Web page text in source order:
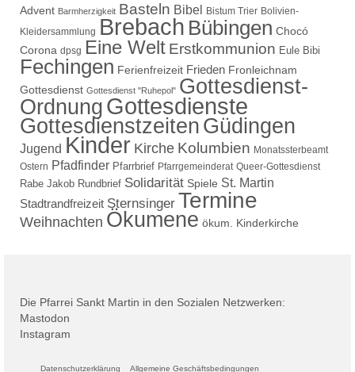
Advent Barmherzigkeit Basteln Bibel Bistum Trier Bolivien-
Kleidersammlung Brebach Bübingen Chocó
Corona dpsg Eine Welt Erstkommunion Eule Bibi
Fechingen Ferienfreizeit Frieden Fronleichnam
Gottesdienst Gottesdienst "Ruhepol" Gottesdienst-
OrdnungGottesdienste
Gottesdienstzeiten Güdingen
Jugend Kinder Kirche Kolumbien Monatssterbeamt
Ostern Pfadfinder Pfarrbrief Pfarrgemeinderat Queer-Gottesdienst
Rabe Jakob Rundbrief Solidarität Spiele St. Martin
Stadtrandfreizeit Sternsinger Termine
Weihnachten Ökumene ökum. Kinderkirche
Die Pfarrei Sankt Martin in den Sozialen Netzwerken:
Mastodon
Instagram
Datenschutzerklärung Allgemeine Geschäftsbedingungen